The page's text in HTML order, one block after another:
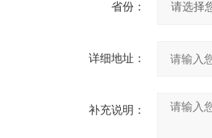
省份：
详细地址：
补充说明：